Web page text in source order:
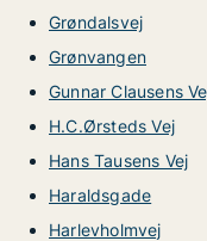
Grøndalsvej
Grønvangen
Gunnar Clausens
H.C.Ørsteds Vej
Hans Tausens Vej
Haraldsgade
Harlevholmvej